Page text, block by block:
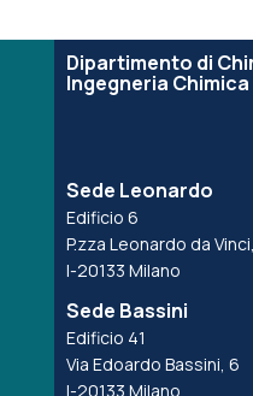
Dipartimento di
Ingegneria
Sede Leonardo
Edificio 6
P.zza Leonardo da
I-20133 Milano
Sede Bassini
Edificio 41
Via Edoardo Bassini, 6
I-20133 Milano